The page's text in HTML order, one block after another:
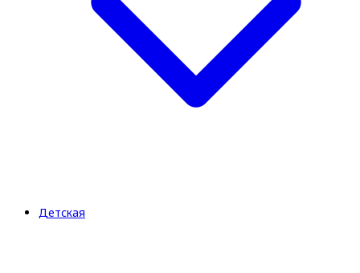
Детская